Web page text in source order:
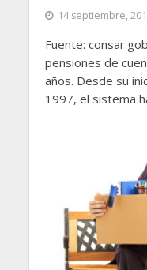
14 septiembre,
Fuente:
pensiones de
años. Desde su
1997, el sistema